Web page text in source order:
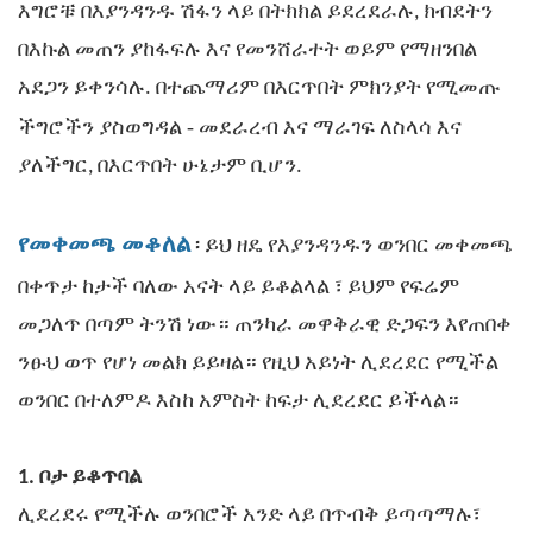
እግሮቹ በእያንዳንዱ ሽፋን ላይ በትክክል ይደረደራሉ, ክብደትን
በእኩል መጠን ያከፋፍሉ እና የመንሸራተት ወይም የማዘንበል
አደጋን ይቀንሳሉ. በተጨማሪም በእርጥበት ምክንያት የሚመጡ
ችግሮችን ያስወግዳል - መደራረብ እና ማራገፍ ለስላሳ እና
ያለችግር, በእርጥበት ሁኔታም ቢሆን.
የመቀመጫ መቆለል ፡ ይህ ዘዴ የእያንዳንዱን ወንበር መቀመጫ
በቀጥታ ከታች ባለው አናት ላይ ይቆልላል ፣ ይህም የፍሬም
መጋለጥ በጣም ትንሽ ነው። ጠንካራ መዋቅራዊ ድጋፍን እየጠበቀ
ንፁህ ወጥ የሆነ መልክ ይይዛል። የዚህ አይነት ሊደረደር የሚችል
ወንበር በተለምዶ እስከ አምስት ከፍታ ሊደረደር ይችላል።
1. ቦታ ይቆጥባል
ሊደረደሩ የሚችሉ ወንበሮች አንድ ላይ በጥብቅ ይጣጣማሉ፣